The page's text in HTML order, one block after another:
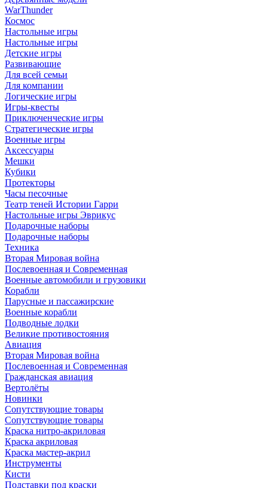
WarThunder
Космос
Настольные игры
Настольные игры
Детские игры
Развивающие
Для всей семьи
Для компании
Логические игры
Игры-квесты
Приключенческие игры
Стратегические игры
Военные игры
Аксессуары
Мешки
Кубики
Протекторы
Часы песочные
Театр теней Истории Гарри
Настольные игры Эврикус
Подарочные наборы
Подарочные наборы
Техника
Вторая Мировая война
Послевоенная и Современная
Военные автомобили и грузовики
Корабли
Парусные и пассажирские
Военные корабли
Подводные лодки
Великие противостояния
Авиация
Вторая Мировая война
Послевоенная и Современная
Гражданская авиация
Вертолёты
Новинки
Сопутствующие товары
Сопутствующие товары
Краска нитро-акриловая
Краска акриловая
Краска мастер-акрил
Инструменты
Кисти
Подставки под краски